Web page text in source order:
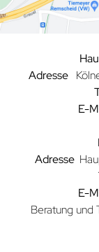
Adresse
E-
Adresse
E-
Beratung und